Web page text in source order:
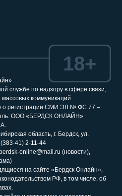
службе по надзору в сфере связи,
коммуникаций
о регистрации СМИ ЭЛ № ФС 77 –
ООО «БЕРДСК ОНЛАЙН»
область, г. Бердск, ул.
41) 2-11-44
online@mail.ru (новости),
на сайте «Бердск Онлайн»,
РФ, в том числе, об
18+